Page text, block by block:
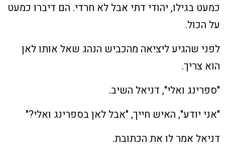
כמעט בגילו, יהודי דתי אבל לא חרדי. הם דיברו כמעט
על הכול.
לפני שהגיע ליציאה מהכביש הנהג שאל אותו לאן
הוא צריך.
"ספרינג ואלי", דניאל השיב.
"אני יודע", האיש חייך, "אבל לאן בספרינג ואלי?"
דניאל אמר לו את הכתובת.